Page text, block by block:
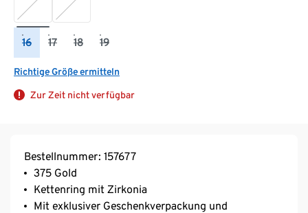
16 17 18 19
Richtige Größe ermitteln
Zur Zeit nicht verfügbar
Bestellnummer: 157677
375 Gold
Kettenring mit Zirkonia
Mit exklusiver Geschenkverpackung und